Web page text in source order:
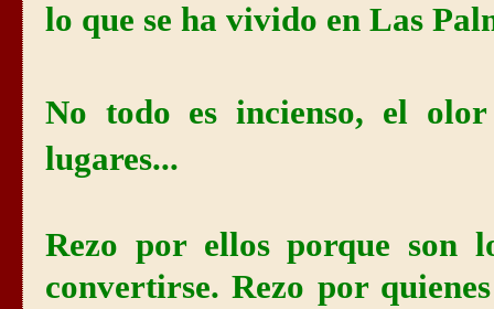
lo que se ha vivido en Las
No todo es incienso, el
lugares...
Rezo por ellos porque son
convertirse. Rezo por